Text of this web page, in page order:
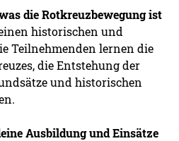
die Rotkreuzbewegung ist
historischen und
Teilnehmenden lernen die
die Entstehung der
und historischen
Ausbildung und Einsätze